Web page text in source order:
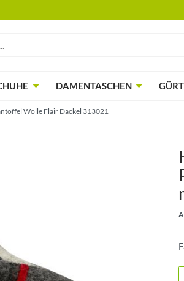
DAMENTASCHEN
Wolle Flair Dackel 313021